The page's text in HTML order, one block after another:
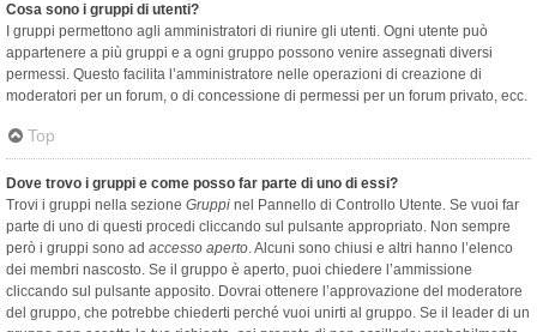
Cosa sono i gruppi di utenti?
I gruppi permettono agli amministratori di riunire gli utenti. Ogni utente può
appartenere a più gruppi e a ogni gruppo possono venire assegnati diversi
permessi. Questo facilita l’amministratore nelle operazioni di creazione di
moderatori per un forum, o di concessione di permessi per un forum privato, ecc.
Top
Dove trovo i gruppi e come posso far parte di uno di essi?
Trovi i gruppi nella sezione Gruppi nel Pannello di Controllo Utente. Se vuoi far
parte di uno di questi procedi cliccando sul pulsante appropriato. Non sempre
però i gruppi sono ad accesso aperto. Alcuni sono chiusi e altri hanno l’elenco
dei membri nascosto. Se il gruppo è aperto, puoi chiedere l’ammissione
cliccando sul pulsante apposito. Dovrai ottenere l’approvazione del moderatore
del gruppo, che potrebbe chiederti perché vuoi unirti al gruppo. Se il leader di un